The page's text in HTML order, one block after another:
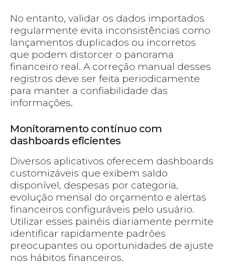
No entanto, validar os dados importados
regularmente evita inconsistências como
lançamentos duplicados ou incorretos
que podem distorcer o panorama
financeiro real. A correção manual desses
registros deve ser feita periodicamente
para manter a confiabilidade das
informações.
Monitoramento contínuo com
dashboards eficientes
Diversos aplicativos oferecem dashboards
customizáveis que exibem saldo
disponível, despesas por categoria,
evolução mensal do orçamento e alertas
financeiros configuráveis pelo usuário.
Utilizar esses painéis diariamente permite
identificar rapidamente padrões
preocupantes ou oportunidades de ajuste
nos hábitos financeiros.